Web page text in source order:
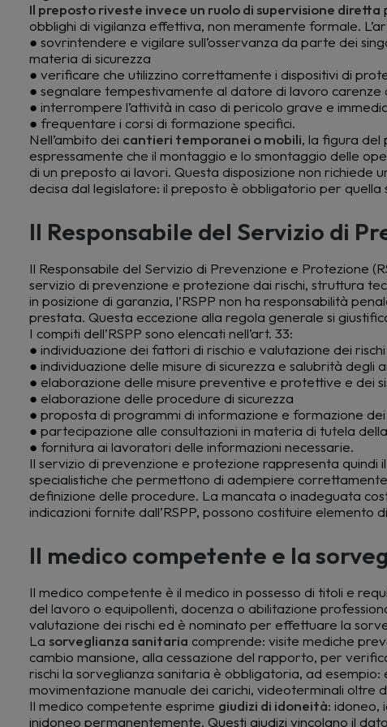
Il preposto riveste invece un ruolo di supervisione diretta
obblighi di vigilanza effettiva, non meramente formale.
● sovrintendere e vigilare sull’osservanza da parte dei
materia di sicurezza
● verificare che utilizzino correttamente i dispositivi di
● segnalare tempestivamente al datore di lavoro carenze
● interrompere l’attività in caso di pericolo grave e
● frequentare i corsi di formazione specifici.
Nell’ambito dei cantieri temporanei o mobili, la figura del
espressamente che il montaggio e lo smontaggio delle
di un preposto ai lavori. Questa disposizione non richiede
decisa dal legislatore: il preposto è obbligatorio per
Il Responsabile del Servizio di
Il Responsabile del Servizio di Prevenzione e Protezione
servizio di prevenzione e protezione dai rischi, struttura
in posizione di garanzia, l’RSPP non ha responsabilità
prestata. Questa eccezione alla regola generale si
I compiti dell’RSPP sono elencati nell’art. 33:
● individuazione dei fattori di rischio e valutazione dei rischi
● individuazione delle misure di sicurezza e salubrità degli
● elaborazione delle misure preventive e protettive e dei
● elaborazione delle procedure di sicurezza
● proposta di programmi di informazione e formazione
● partecipazione alle consultazioni in materia di tutela
● fornitura ai lavoratori delle informazioni necessarie.
Il servizio di prevenzione e protezione rappresenta
specialistiche che permettono di adempiere
definizione delle procedure. La mancata o inadeguata
indicazioni fornite dall’RSPP, possono costituire elemento
Il medico competente e la
Il medico competente è il medico in possesso di titoli e
del lavoro o equipollenti, docenza o abilitazione
valutazione dei rischi ed è nominato per effettuare la
La sorveglianza sanitaria comprende: visite mediche
cambio mansione, alla cessazione del rapporto, per
rischi la sorveglianza sanitaria è obbligatoria, ad esempio:
movimentazione manuale dei carichi, videoterminali oltre
Il medico competente esprime giudizi di idoneità: idoneo,
inidoneo permanentemente. Questi giudizi vincolano il